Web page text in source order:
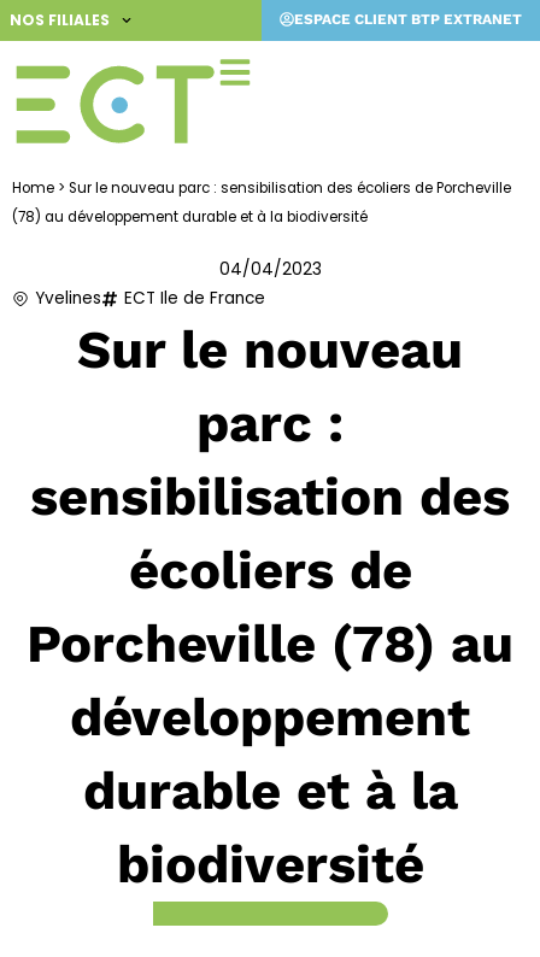
Aller
au
contenu
NOS FILIALES ESPACE CLIENT BTP EXTRANET
Home > Sur le nouveau parc : sensibilisation des écoliers de Porcheville
(78) au développement durable et à la biodiversité
04/04/2023
Yvelines
ECT Ile de France
Sur le nouveau
parc :
sensibilisation des
écoliers de
Porcheville (78) au
développement
durable et à la
biodiversité